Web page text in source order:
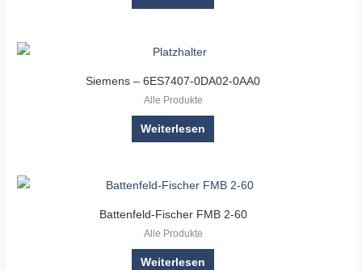
Siemens – 6ES7407-0DA02-0AA0
Alle Produkte
Weiterlesen
Battenfeld-Fischer FMB 2-60
Alle Produkte
Weiterlesen